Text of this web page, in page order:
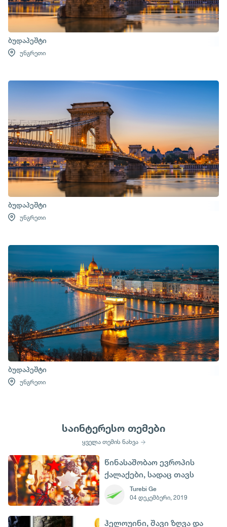
ბუდაპეშტი
უნგრეთი
ბუდაპეშტი
უნგრეთი
ბუდაპეშტი
უნგრეთი
საინტერესო თემები
ყველა თემის ნახვა
წინასაშობაო ევროპის
ქალაქები, სადაც თავს
ზღაპარში იგრძნობთ
Turebi Ge
04 დეკემბერი, 2019
ჰელოუინი, შავი ზღვა და